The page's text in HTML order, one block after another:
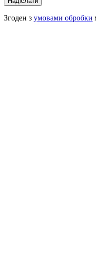
Згоден з умовами обробки